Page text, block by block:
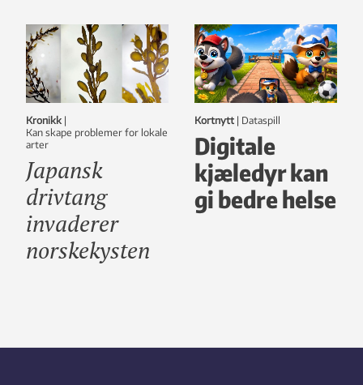
Kronikk |
Kan skape problemer for lokale
arter
Japansk
drivtang
invaderer
norskekysten
Kortnytt | dataspill
Digitale
kjæledyr kan
gi bedre helse